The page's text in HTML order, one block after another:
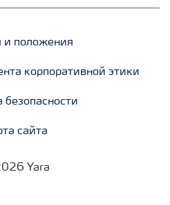
и положения
корпоративной этики
безопасности
сайта
Yara